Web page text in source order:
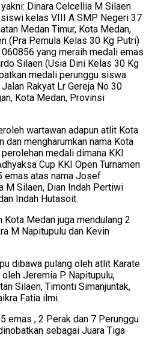
Dinara Celcellia M Silaen
kelas VIII A SMP Negeri 37
Medan Timur, Kota Medan,
(Pra Pemula Kelas 30 Kg Putri)
yang meraih medali emas
Silaen (Usia Dini Kelas 30 Kg
medali perunggu siswa
Rakyat Lr Gereja No 30
Kota Medan, Provinsi
wartawan adapun atlit Kota
dan mengharumkan nama Kota
medali dimana KKI
Cup KKI Open Turnamen
emas atas nama Josef
M Silaen, Dian Indah Pertiwi
Indah Hutasoit.
Medan juga mendulang 2
M Napitupulu dan Kevin
dibawa pulang oleh atlit Karate
Jeremia P Napitupulu,
Silaen, Timonti Simanjuntak,
Fatia ilmi.
emas , 2 Perak dan 7 Perunggu
sebagai Juara Tiga